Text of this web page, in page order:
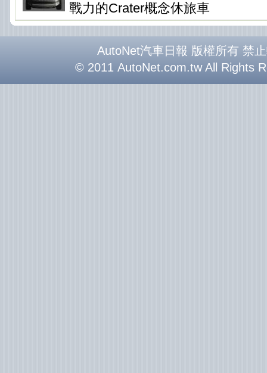
戰力的Crater概念休旅車
AutoNet汽車日報 版權所有 禁
© 2011 AutoNet.com.tw All Rights